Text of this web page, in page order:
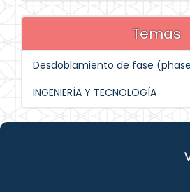
Temas
Desdoblamiento de fase
INGENIERÍA Y TECNOLOGÍA